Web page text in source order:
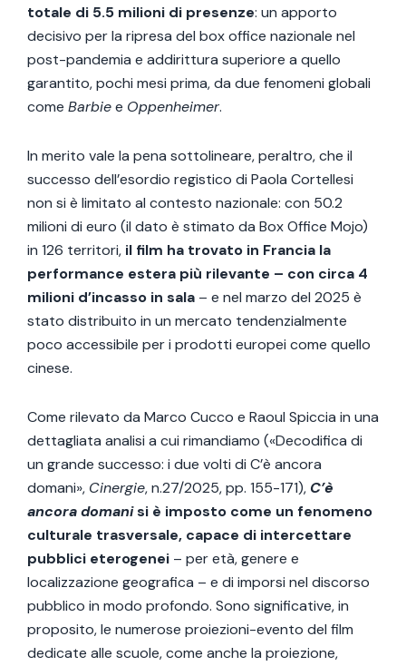
totale di 5.5 milioni di presenze: un apporto
decisivo per la ripresa del box office nazionale nel
post-pandemia e addirittura superiore a quello
garantito, pochi mesi prima, da due fenomeni globali
come Barbiee Oppenheimer.
In merito vale la pena sottolineare, peraltro, che il
successo dell’esordio registico di Paola Cortellesi
non si è limitato al contesto nazionale: con 50.2
milioni di euro (il dato è stimato da Box Office Mojo)
in 126 territori, il film ha trovato in Francia la
performance estera più rilevante – con circa 4
milioni d’incasso in sala – e nel marzo del 2025 è
stato distribuito in un mercato tendenzialmente
poco accessibile per i prodotti europei come quello
cinese.
Come rilevato da Marco Cucco e Raoul Spiccia in una
dettagliata analisi a cui rimandiamo («Decodifica di
un grande successo: i due volti di C’è ancora
domani», Cinergie, n.27/2025, pp. 155-171), C’è
ancora domanisi è imposto come un fenomeno
culturale trasversale, capace di intercettare
pubblici eterogenei – per età, genere e
localizzazione geografica – e di imporsi nel discorso
pubblico in modo profondo. Sono significative, in
proposito, le numerose proiezioni-evento del film
dedicate alle scuole, come anche la proiezione,